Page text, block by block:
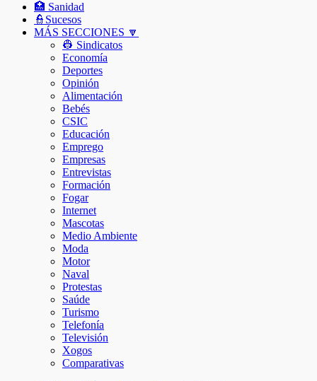
🏥 Sanidad
👮Sucesos
MÁS SECCIONES 🔽
👷 Sindicatos
Economía
Deportes
Opinión
Alimentación
Bebés
CSIC
Educación
Emprego
Empresas
Entrevistas
Formación
Fogar
Internet
Mascotas
Medio Ambiente
Moda
Motor
Naval
Protestas
Saúde
Turismo
Telefonía
Televisión
Xogos
Comparativas